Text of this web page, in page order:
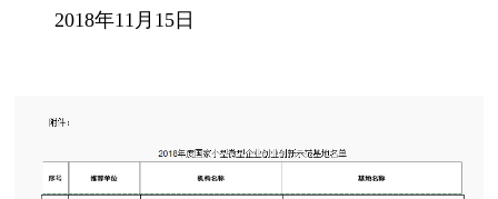
2018年11月15日